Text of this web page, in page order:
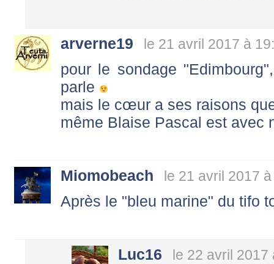
arverne19 le 21 avril 2017 à
pour le sondage
parle
mais le cœur a ses raisons
même Blaise Pascal est avec
Miomobeach le 21 avril 2017
Après le "bleu marine" du tifo
Luc16 le 22 avril 2017